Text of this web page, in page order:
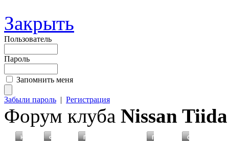
Закрыть
Пользователь
Пароль
Запомнить меня
Забыли пароль | Регистрация
Форум клуба Nissan Tiida
Новое Форумы Плагины Статистика Правила Справка